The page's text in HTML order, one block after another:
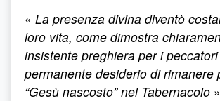
« La presenza divina diventò
loro vita, come dimostra
insistente preghiera per i
permanente desiderio di rimanere
“Gesù nascosto” nel Tabernacolo